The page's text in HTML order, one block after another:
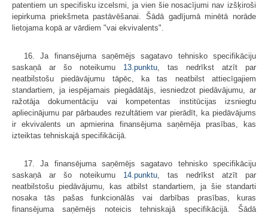
patentiem un specifisku izcelsmi, ja vien šie nosacījumi nav izšķiroši
iepirkuma priekšmeta pastāvēšanai. Šādā gadījumā minētā norāde
lietojama kopā ar vārdiem "vai ekvivalents".
16. Ja finansējuma saņēmējs sagatavo tehnisko specifikāciju
saskaņā ar šo noteikumu 13.punktu , tas nedrīkst atzīt par
neatbilstošu piedāvājumu tāpēc, ka tas neatbilst attiecīgajiem
standartiem, ja iespējamais piegādātājs, iesniedzot piedāvājumu, ar
ražotāja dokumentāciju vai kompetentas institūcijas izsniegtu
apliecinājumu par pārbaudes rezultātiem var pierādīt, ka piedāvājums
ir ekvivalents un apmierina finansējuma saņēmēja prasības, kas
izteiktas tehniskajā specifikācijā.
17. Ja finansējuma saņēmējs sagatavo tehnisko specifikāciju
saskaņā ar šo noteikumu 14.punktu , tas nedrīkst atzīt par
neatbilstošu piedāvājumu, kas atbilst standartiem, ja šie standarti
nosaka tās pašas funkcionālās vai darbības prasības, kuras
finansējuma saņēmējs noteicis tehniskajā specifikācijā. Šādā